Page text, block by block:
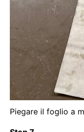
Piegare il foglio a